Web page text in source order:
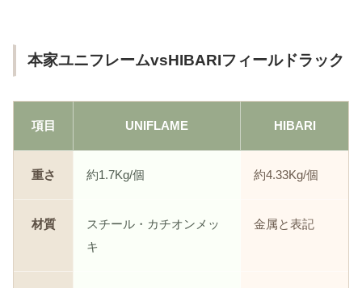
本家ユニフレームvsHIBARIフィールドラック
項目 UNIFLAME HIBARI
重さ 約1.7Kg/個 約4.33Kg/個
材質
スチール・カチオンメッ
キ
金属と表記